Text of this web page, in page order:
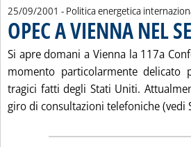
25/09/2001 - Politica energetica
OPEC A VIENNA NEL
Si apre domani a Vienna la 117a
momento particolarmente
tragici fatti degli Stati Uniti.
giro di consultazioni telefoniche (vedi